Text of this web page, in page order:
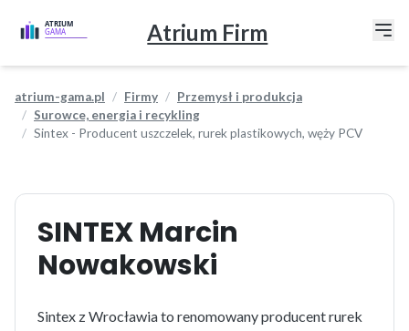
Atrium Firm
atrium-gama.pl Firmy
Przemysł i produkcja
Surowce, energia i recykling
Sintex - Producent uszczelek, rurek plastikowych, węży PCV
SINTEX Marcin
Nowakowski
Sintex z Wrocławia to renomowany producent rurek